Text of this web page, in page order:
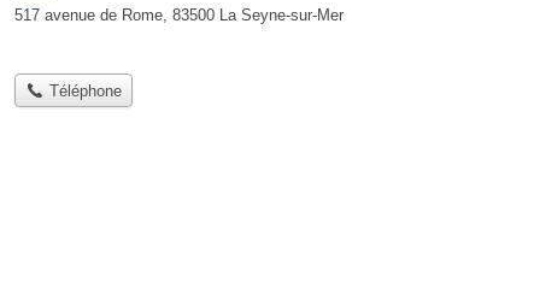
517 avenue de Rome, 83500 La Seyne-sur-Mer
Téléphone